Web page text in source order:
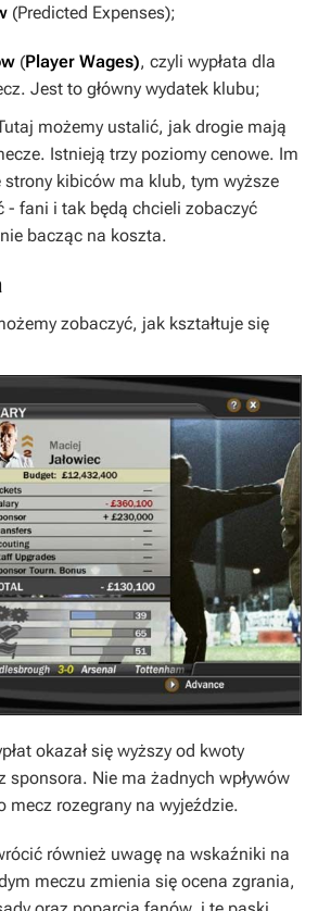
(Predicted Expenses);
(Player Wages), czyli wypłata dla
Jest to główny wydatek klubu;
możemy ustalić, jak drogie mają
Istnieją trzy poziomy cenowe. Im
strony kibiców ma klub, tym wyższe
- fani i tak będą chcieli zobaczyć
bacząc na koszta.
zobaczyć, jak kształtuje się
okazał się wyższy od kwoty
sponsora. Nie ma żadnych wpływów
mecz rozegrany na wyjeździe.
również uwagę na wskaźniki na
meczu zmienia się ocena zgrania,